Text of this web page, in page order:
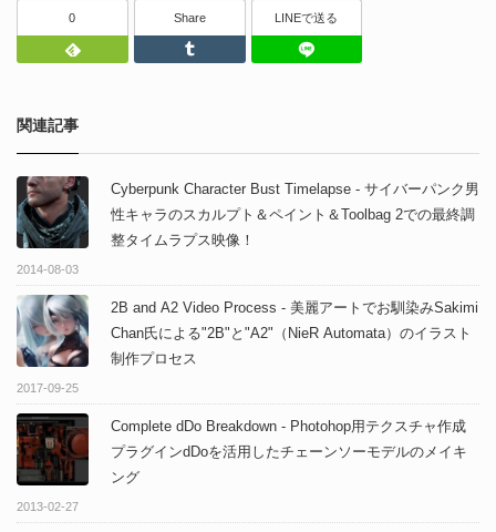
0
Feedly
Share
Tumblr
LINEで送る
関連記事
Cyberpunk Character Bust Timelapse - サイバーパンク男
性キャラのスカルプト＆ペイント＆Toolbag 2での最終調
整タイムラプス映像！
2014-08-03
2B and A2 Video Process - 美麗アートでお馴染みSakimi
Chan氏による"2B"と"A2"（NieR Automata）のイラスト
制作プロセス
2017-09-25
Complete dDo Breakdown - Photohop用テクスチャ作成
プラグインdDoを活用したチェーンソーモデルのメイキ
ング
2013-02-27